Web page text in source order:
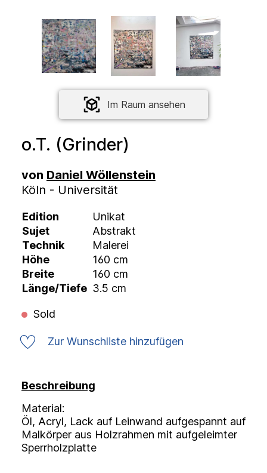
Im Raum ansehen
o.T. (Grinder)
von Daniel Wöllenstein
Köln - Universität
Edition
Unikat
Sujet
Abstrakt
Technik
Malerei
Höhe
160 cm
Breite
160 cm
Länge/Tiefe 3.5 cm
Sold
Zur Wunschliste hinzufügen
Beschreibung
Material:
Öl, Acryl, Lack auf Leinwand aufgespannt auf
Malkörper aus Holzrahmen mit aufgeleimter
Sperrholzplatte